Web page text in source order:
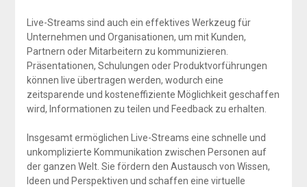
Live-Streams sind auch ein effektives Werkzeug für
Unternehmen und Organisationen, um mit Kunden,
Partnern oder Mitarbeitern zu kommunizieren.
Präsentationen, Schulungen oder Produktvorführungen
können live übertragen werden, wodurch eine
zeitsparende und kosteneffiziente Möglichkeit geschaffen
wird, Informationen zu teilen und Feedback zu erhalten.
Insgesamt ermöglichen Live-Streams eine schnelle und
unkomplizierte Kommunikation zwischen Personen auf
der ganzen Welt. Sie fördern den Austausch von Wissen,
Ideen und Perspektiven und schaffen eine virtuelle